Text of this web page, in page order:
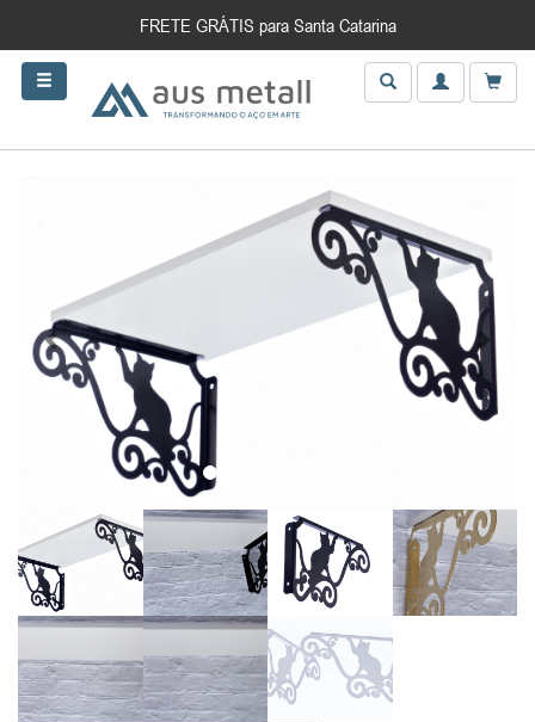
FRETE GRÁTIS para Santa Catarina